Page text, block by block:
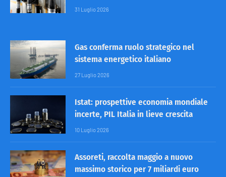
31 Luglio 2026
Gas conferma ruolo strategico nel
sistema energetico italiano
27 Luglio 2026
Istat: prospettive economia mondiale
incerte, PIL Italia in lieve crescita
10 Luglio 2026
Assoreti, raccolta maggio a nuovo
massimo storico per 7 miliardi euro